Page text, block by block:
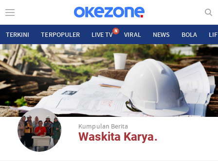
TERKINI TERPOPULER LIVE TV N VIRAL NEWS BOLA
Kumpulan Berita
Waskita Karya.